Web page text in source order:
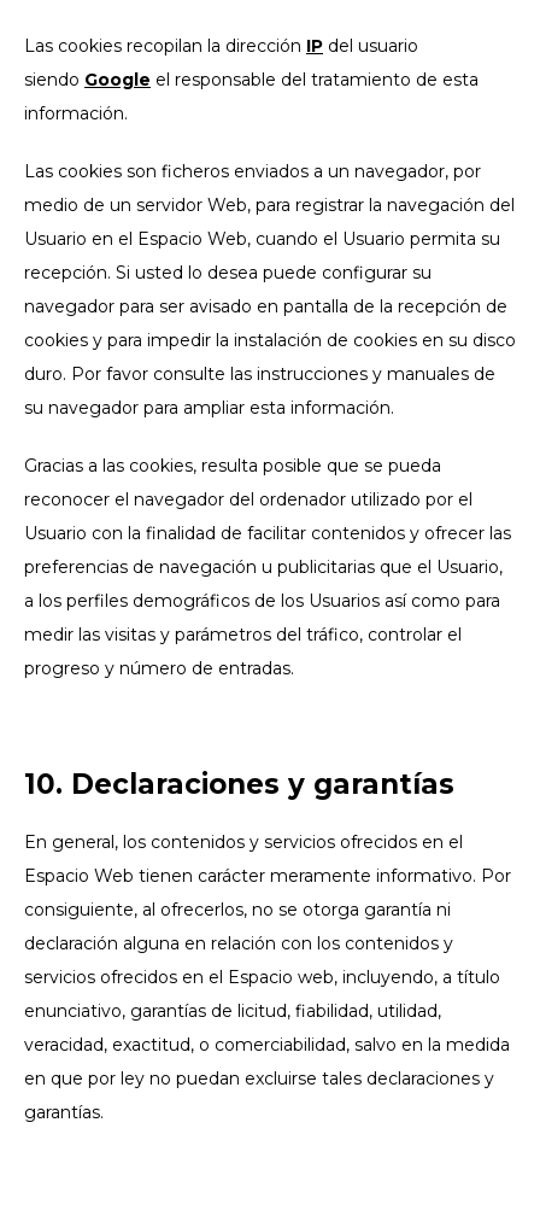
Las cookies recopilan la dirección IP del usuario
siendo Google el responsable del tratamiento de esta
información.
Las cookies son ficheros enviados a un navegador, por
medio de un servidor Web, para registrar la navegación del
Usuario en el Espacio Web, cuando el Usuario permita su
recepción. Si usted lo desea puede configurar su
navegador para ser avisado en pantalla de la recepción de
cookies y para impedir la instalación de cookies en su disco
duro. Por favor consulte las instrucciones y manuales de
su navegador para ampliar esta información.
Gracias a las cookies, resulta posible que se pueda
reconocer el navegador del ordenador utilizado por el
Usuario con la finalidad de facilitar contenidos y ofrecer las
preferencias de navegación u publicitarias que el Usuario,
a los perfiles demográficos de los Usuarios así como para
medir las visitas y parámetros del tráfico, controlar el
progreso y número de entradas.
10. Declaraciones y garantías
En general, los contenidos y servicios ofrecidos en el
Espacio Web tienen carácter meramente informativo. Por
consiguiente, al ofrecerlos, no se otorga garantía ni
declaración alguna en relación con los contenidos y
servicios ofrecidos en el Espacio web, incluyendo, a título
enunciativo, garantías de licitud, fiabilidad, utilidad,
veracidad, exactitud, o comerciabilidad, salvo en la medida
en que por ley no puedan excluirse tales declaraciones y
garantías.